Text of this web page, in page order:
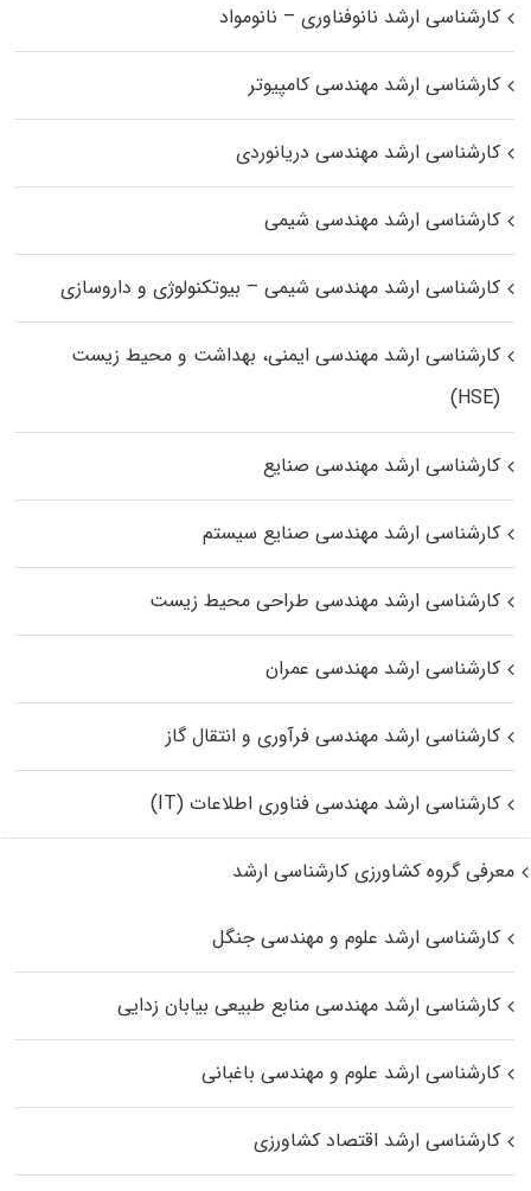
کارشناسی ارشد نانوفناوری – نانومواد
کارشناسی ارشد مهندسی کامپیوتر
کارشناسی ارشد مهندسی دریانوردی
کارشناسی ارشد مهندسی شیمی
کارشناسی ارشد مهندسی شیمی – بیوتکنولوژی و داروسازی
کارشناسی ارشد مهندسی ایمنی، بهداشت و محیط زیست
(HSE)
کارشناسی ارشد مهندسی صنایع
کارشناسی ارشد مهندسی صنایع سیستم
کارشناسی ارشد مهندسی طراحی محیط زیست
کارشناسی ارشد مهندسی عمران
کارشناسی ارشد مهندسی فرآوری و انتقال گاز
کارشناسی ارشد مهندسی فناوری اطلاعات (IT)
معرفی گروه کشاورزی کارشناسی ارشد
کارشناسی ارشد علوم و مهندسی جنگل
کارشناسی ارشد مهندسی منابع طبیعی بیابان زدایی
کارشناسی ارشد علوم و مهندسی باغبانی
کارشناسی ارشد اقتصاد کشاورزی